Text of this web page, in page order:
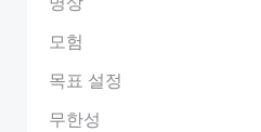
모험
목표 설정
무한성